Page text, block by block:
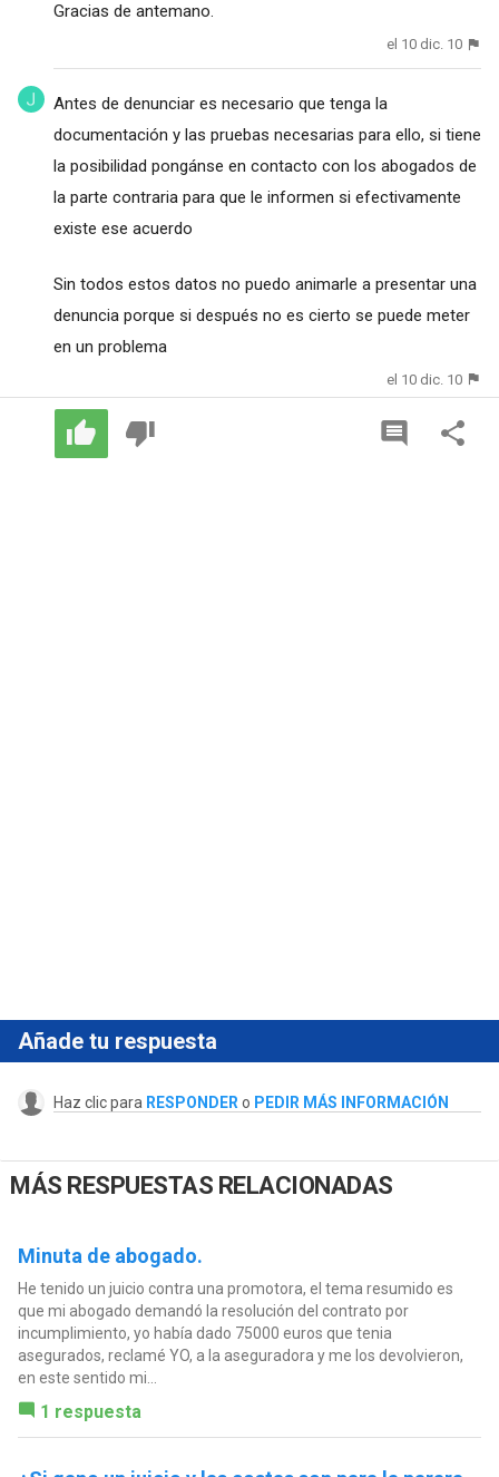
Gracias de antemano.
el 10 dic. 10
Antes de denunciar es necesario que tenga la
documentación y las pruebas necesarias para ello, si tiene
la posibilidad pongánse en contacto con los abogados de
la parte contraria para que le informen si efectivamente
existe ese acuerdo
Sin todos estos datos no puedo animarle a presentar una
denuncia porque si después no es cierto se puede meter
en un problema
el 10 dic. 10
Añade tu respuesta
Haz clic para RESPONDER o PEDIR MÁS INFORMACIÓN
MÁS RESPUESTAS RELACIONADAS
Minuta de abogado.
He tenido un juicio contra una promotora, el tema resumido es
que mi abogado demandó la resolución del contrato por
incumplimiento, yo había dado 75000 euros que tenia
asegurados, reclamé YO, a la aseguradora y me los devolvieron,
en este sentido mi...
1 respuesta